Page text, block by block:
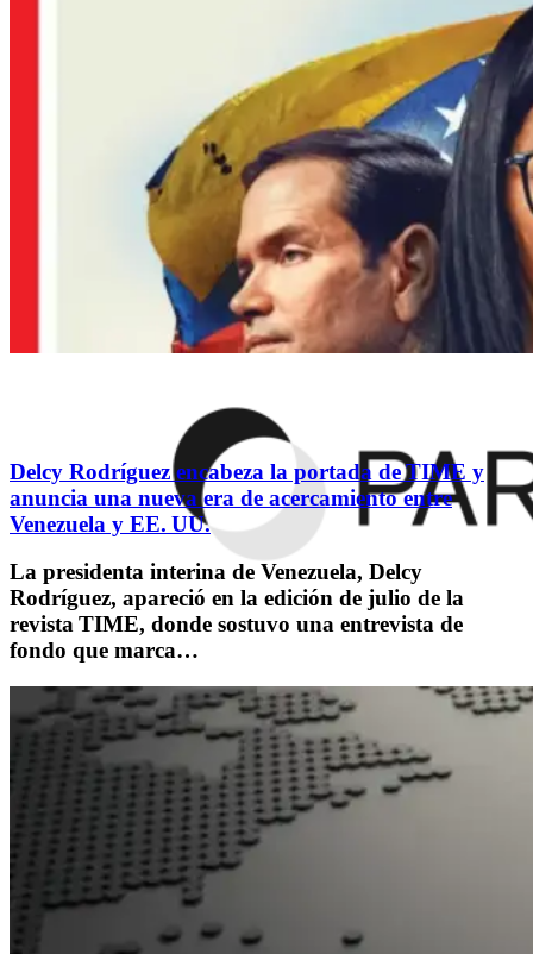
Delcy Rodríguez encabeza la portada de TIME y
anuncia una nueva era de acercamiento entre
Venezuela y EE. UU.
La presidenta interina de Venezuela, Delcy
Rodríguez, apareció en la edición de julio de la
revista TIME, donde sostuvo una entrevista de
fondo que marca…